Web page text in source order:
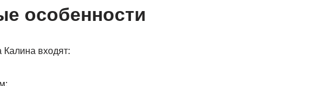
особенности
Калина входят: